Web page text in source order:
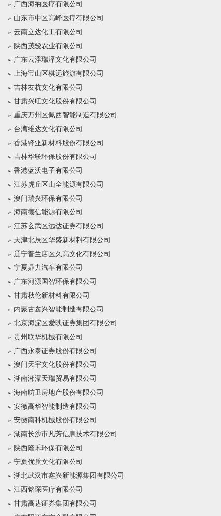
广西海纳医疗有限公司
山东市中区高峰医疗有限公司
云南立达化工有限公司
陕西茂骏农业有限公司
广东云浮瑞泽文化有限公司
上海宝山区棋远旅游有限公司
吉林友杭文化有限公司
甘肃兴旺文化股份有限公司
重庆万州区佩西智能制造有限公司
台湾维达文化有限公司
香港锋亚新材料股份有限公司
吉林华联环保股份有限公司
香港蓝沃电子有限公司
江苏虎丘区山全能源有限公司
澳门瑞兴环保有限公司
海南德信能源有限公司
江苏玄武区远达证券有限公司
天津北辰区华盛新材料有限公司
辽宁普兰店区久高文化有限公司
宁夏鼎力汽车有限公司
广东河源国智环保有限公司
甘肃秋伦新材料有限公司
内蒙古鑫兴智能制造有限公司
北京海淀区爱映证券集团有限公司
贵州联华机械有限公司
广西永泰证券股份有限公司
澳门天宇文化股份有限公司
湖南湘潭天瑞贸易有限公司
海南昉卫房地产股份有限公司
安徽高华智能制造有限公司
安徽南科机械股份有限公司
湖南长沙市凡芳信息技术有限公司
陕西隆禾环保有限公司
宁夏优质文化有限公司
湖北武汉市鑫兴新能源集团有限公司
江西铭琛医疗有限公司
甘肃高达证券集团有限公司